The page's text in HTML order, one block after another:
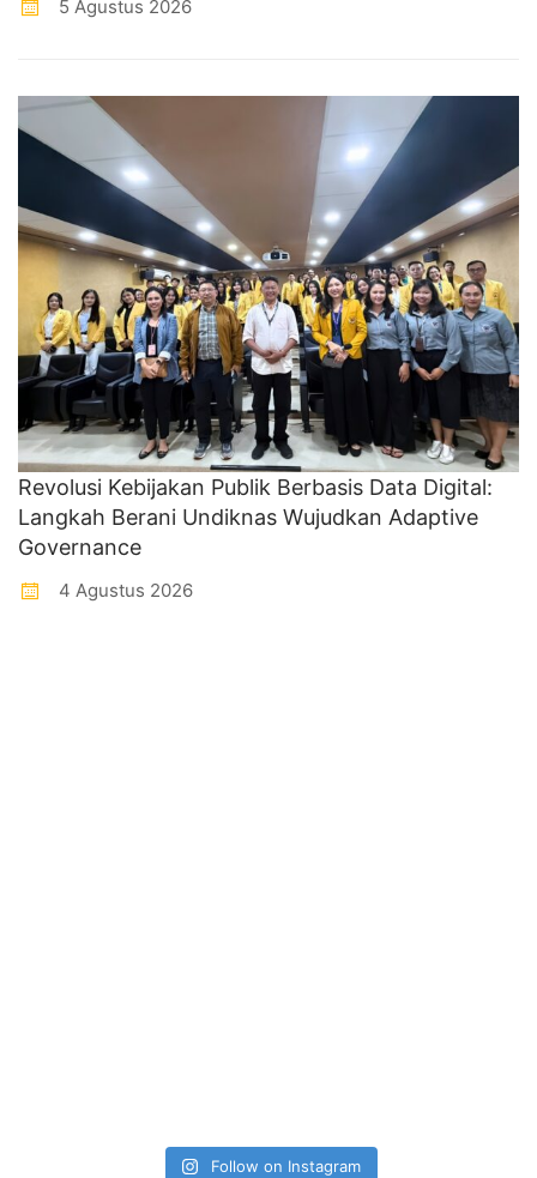
5 Agustus 2026
Revolusi Kebijakan Publik Berbasis Data Digital:
Langkah Berani Undiknas Wujudkan Adaptive
Governance
4 Agustus 2026
Follow on Instagram